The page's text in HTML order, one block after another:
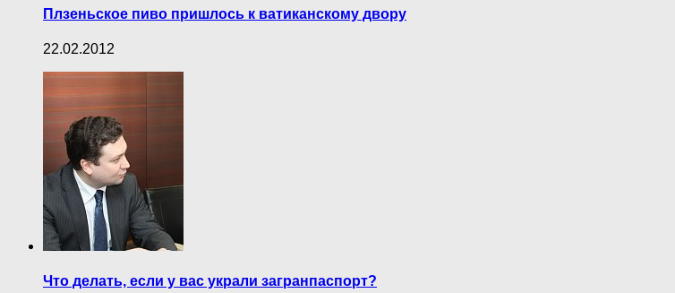
Плзеньское пиво пришлось к ватиканскому двору
22.02.2012
Что делать, если у вас украли загранпаспорт?